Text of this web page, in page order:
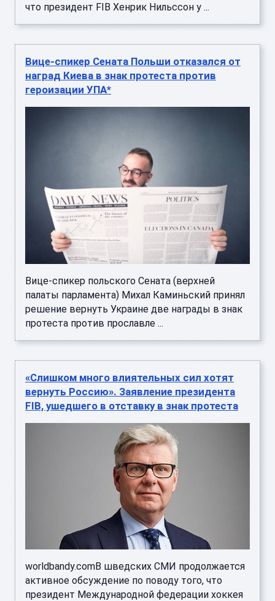
что президент FIB Хенрик Нильссон у ...
Вице-спикер Сената Польши отказался от
наград Киева в знак протеста против
героизации УПА*
Вице-спикер польского Сената (верхней
палаты парламента) Михал Каминьский принял
решение вернуть Украине две награды в знак
протеста против прославле ...
«Слишком много влиятельных сил хотят
вернуть Россию». Заявление президента
FIB, ушедшего в отставку в знак протеста
worldbandy.comВ шведских СМИ продолжается
активное обсуждение по поводу того, что
президент Международной федерации хоккея